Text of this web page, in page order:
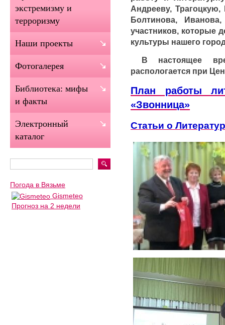
Андрееву, Трагоцкую,
Болтинова,
участников, которые
культуры нашего
В настоящее
распологается при
План работы
«Звонница»
Статьи о
экстремизму и
терроризму
Наши проекты
Фотогалерея
Библиотека: мифы
и факты
Электронный
каталог
Погода в Вязьме
Gismeteo
Прогноз на 2 недели